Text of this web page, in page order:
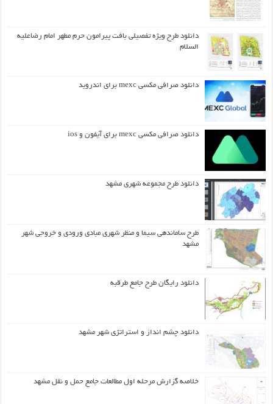
دانلود طرح ويژه تفصيلي بافت پيرامون حرم مطهر امام رضاعليه
السلام
دانلود صرافی مکسی mexc برای اندروید
دانلود صرافی مکسی mexc برای آیفون و ios
دانلود طرح مجموعه شهری مشهد
طرح ساماندهی سیما و منظر شهری مبادی ورودی و خروجی شهر
مشهد
دانلود رایگان طرح جامع طرقبه
دانلود چشم انداز و استراتژی شهر مشهد
خلاصه گزارش مرحله اول مطالعات جامع حمل و نقل مشهد